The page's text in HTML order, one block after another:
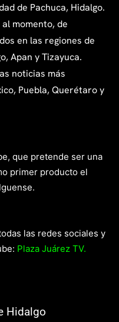
de Pachuca, Hidalgo.
momento, de
en las regiones de
Apan y Tizayuca.
noticias más
Puebla, Querétaro y
que pretende ser una
primer producto el
las redes sociales y
Plaza Juárez TV.
Hidalgo